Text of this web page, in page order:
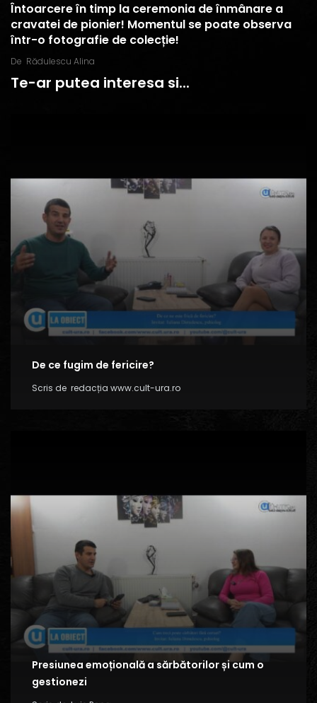
Întoarcere în timp la ceremonia de înmânare a
cravatei de pionier! Momentul se poate observa
într-o fotografie de colecție!
De Rădulescu Alina
Te-ar putea interesa si...
De ce fugim de fericire?
Scris de redacția www.cult-ura.ro
Presiunea emoțională a sărbătorilor și cum o
gestionezi